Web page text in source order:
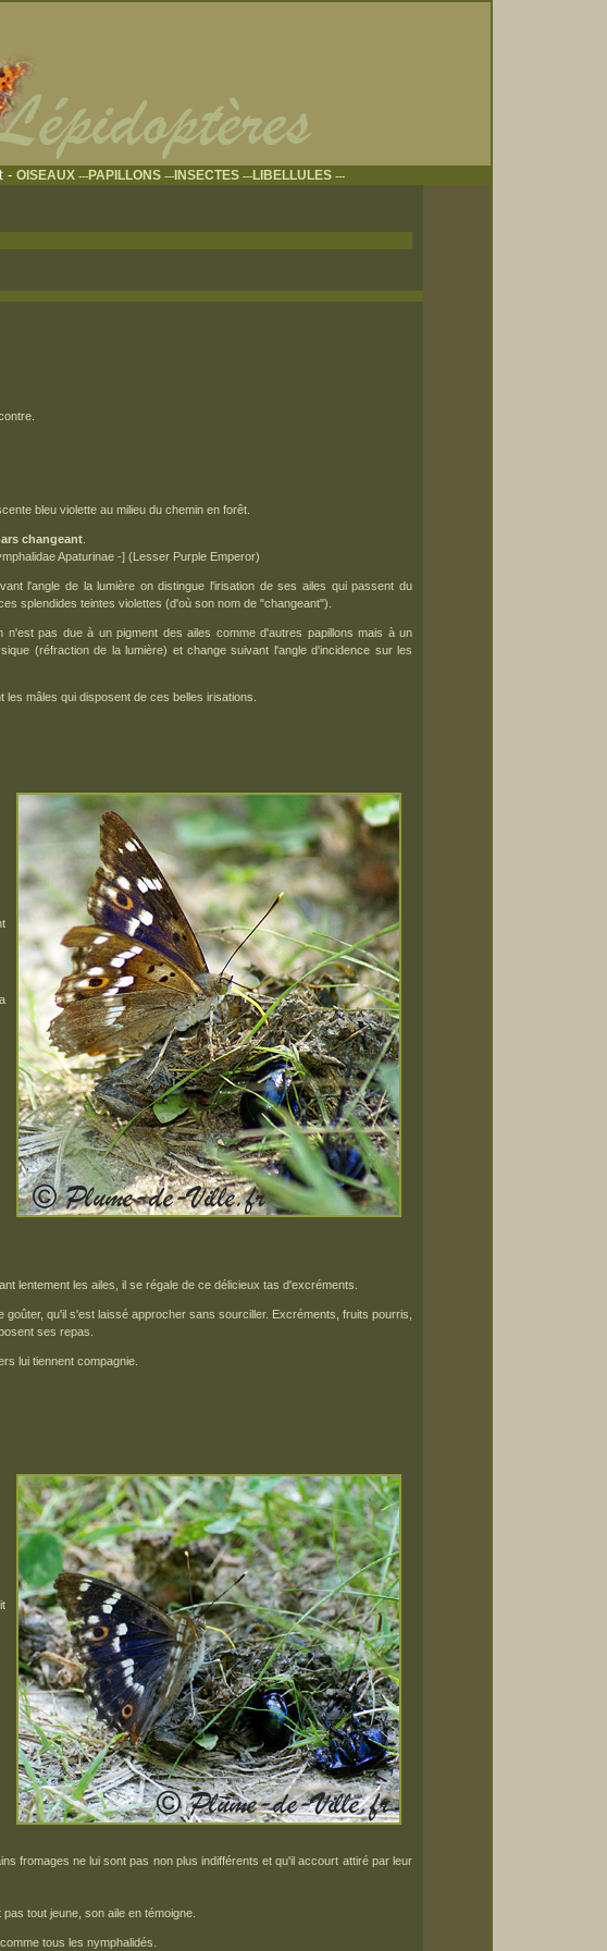
- OISEAUX ---PAPILLONS ---INSECTES ---LIBELLULES ---
bleu violette au milieu du chemin en forêt.
changeant
Apaturinae -] (Lesser Purple Emperor)
l'angle de la lumière on distingue l'irisation de ses ailes qui passent du
splendides teintes violettes (d'où son nom de "changeant").
n'est pas due à un pigment des ailes comme d'autres papillons mais à un
(réfraction de la lumière) et change suivant l'angle d'incidence sur les
les mâles qui disposent de ces belles irisations.
lentement les ailes, il se régale de ce délicieux tas d'excréments.
goûter, qu'il s'est laissé approcher sans sourciller. Excréments, fruits pourris,
ses repas.
lui tiennent compagnie.
fromages ne lui sont pas non plus indifférents et qu'il accourt attiré par leur
tout jeune, son aile en témoigne.
tous les nymphalidés.